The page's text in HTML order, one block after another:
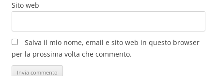
Sito web
Salva il mio nome, email e sito web in questo browser
per la prossima volta che commento.